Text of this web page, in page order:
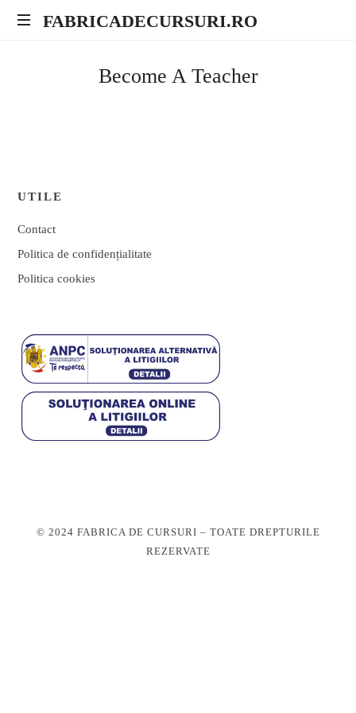
FABRICADECURSURI.RO
FABRICADECURSURI.RO
Become A Teacher
UTILE
Contact
Politica de confidențialitate
Politica cookies
© 2024 FABRICA DE CURSURI – TOATE DREPTURILE
REZERVATE